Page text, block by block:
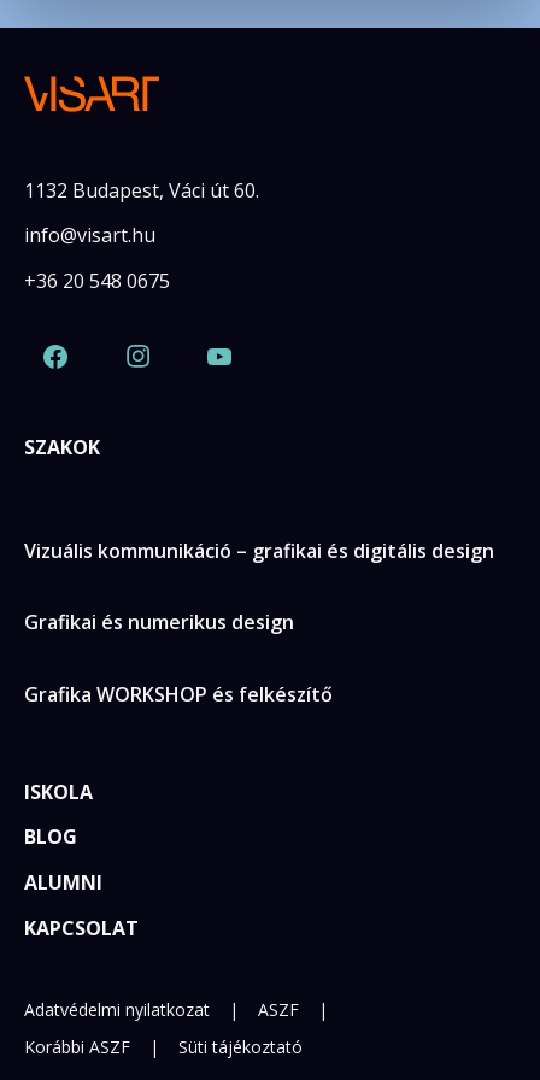
1132 Budapest, Váci út 60.
info@visart.hu
+36 20 548 0675
ISKOLA
BLOG
ALUMNI
KAPCSOLAT
Adatvédelmi nyilatkozat | ASZF
|
Korábbi ASZF
| Süti tájékoztató
SZAKOK
Vizuális kommunikáció – grafikai és digitális design
Grafikai és numerikus design
Grafika WORKSHOP és felkészítő